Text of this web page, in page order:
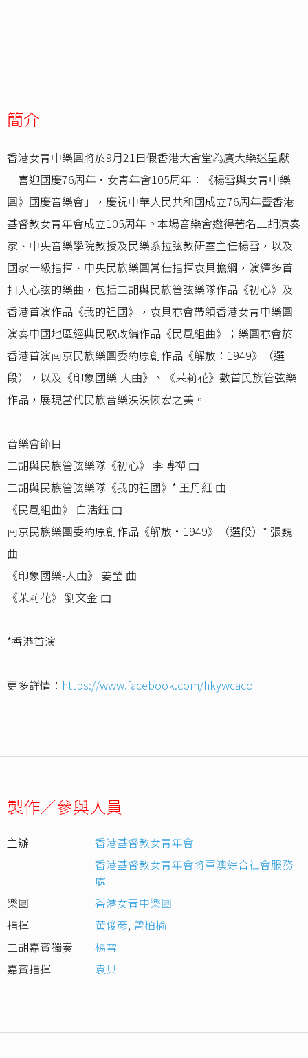
簡介
香港女青中樂團將於9月21日假香港大會堂為廣大樂迷呈獻
「喜迎國慶76周年•女青年會105周年：《楊雪與女青中樂
團》國慶音樂會」，慶祝中華人民共和國成立76周年暨香港
基督教女青年會成立105周年。本場音樂會邀得著名二胡演奏
家、中央音樂學院教授及民樂系拉弦教研室主任楊雪，以及
國家一級指揮、中央民族樂團常任指揮袁貝擔綱，演繹多首
扣人心弦的樂曲，包括二胡與民族管弦樂隊作品《初心》及
香港首演作品《我的祖國》，袁貝亦會帶領香港女青中樂團
演奏中國地區經典民歌改編作品《民風組曲》；樂團亦會於
香港首演南京民族樂團委約原創作品《解放：1949》（選
段），以及《印象國樂-大曲》、《茉莉花》數首民族管弦樂
作品，展現當代民族音樂泱泱恢宏之美。
音樂會節目
二胡與民族管弦樂隊《初心》 李博禪 曲
二胡與民族管弦樂隊《我的祖國》* 王丹紅 曲
《民風組曲》 白浩鈺 曲
南京民族樂團委約原創作品《解放·1949》（選段）* 張巍
曲
《印象國樂-大曲》 姜瑩 曲
《茉莉花》 劉文金 曲
*香港首演
更多詳情： https://www.facebook.com/hkywcaco
製作／參與人員
主辦
香港基督教女青年會
香港基督教女青年會將軍澳綜合社會服務
處
樂團
香港女青中樂團
指揮
黃俊彥, 曾柏榆
二胡嘉賓獨奏
楊雪
嘉賓指揮
袁貝